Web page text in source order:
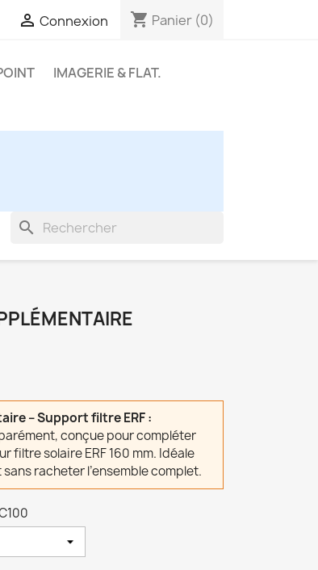
 Connexion shopping_cart Panier (0)
IMAGERIE & FLAT.
search
– Support filtre ERF :
conçue pour compléter
filtre solaire ERF 160 mm. Idéale
racheter l’ensemble complet.